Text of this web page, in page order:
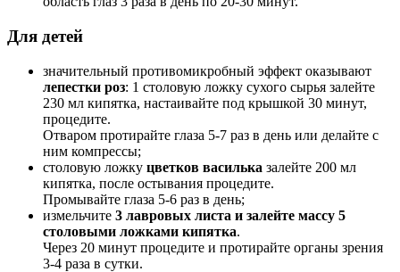
Для детей
значительный противомикробный эффект оказывают
лепестки роз: 1 столовую ложку сухого сырья залейте
230 мл кипятка, настаивайте под крышкой 30 минут,
процедите.
Отваром протирайте глаза 5-7 раз в день или делайте с
ним компрессы;
столовую ложку цветков василька залейте 200 мл
кипятка, после остывания процедите.
Промывайте глаза 5-6 раз в день;
измельчите 3 лавровых листа и залейте массу 5
столовыми ложками кипятка.
Через 20 минут процедите и протирайте органы зрения
3-4 раза в сутки.